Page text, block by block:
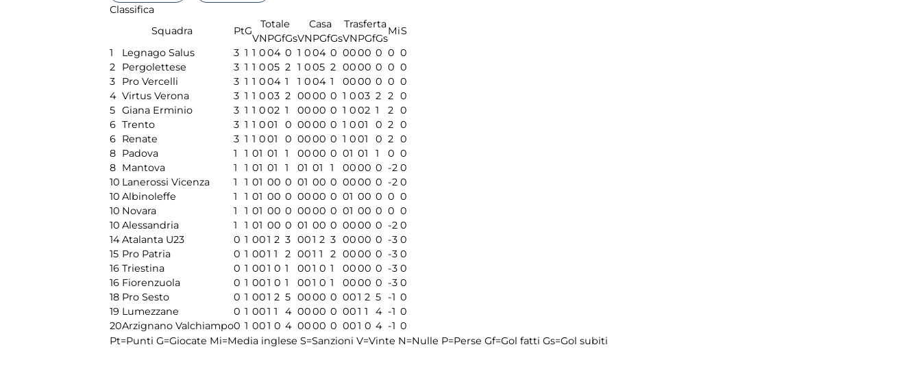
Classifica
Squadra
PtG
Totale Casa Trasferta
MiS
VNPGfGsVNPGfGsVNPGfGs
1
Legnago Salus 3 1 1 004 0 1 004 0 0000 0 0 0
2
Pergolettese 3 1 1 005 2 1 005 2 0000 0 0 0
3
Pro Vercelli 3 1 1 004 1 1 004 1 0000 0 0 0
4 Virtus Verona 3 1 1 003 2 0000 0 1 003 2 2 0
5 Giana Erminio 3 1 1 002 1 0000 0 1 002 1 2 0
6 Trento 3 1 1 001 0 0000 0 1 001 0 2 0
6 Renate 3 1 1 001 0 0000 0 1 001 0 2 0
8 Padova 1 1 01 01 1 0000 0 01 01 1 0 0
8 Mantova 1 1 01 01 1 01 01 1 0000 0 -2 0
10 Lanerossi Vicenza 1 1 01 00 0 01 00 0 0000 0 -2 0
10 Albinoleffe 1 1 01 00 0 0000 0 01 00 0 0 0
10 Novara 1 1 01 00 0 0000 0 01 00 0 0 0
10 Alessandria 1 1 01 00 0 01 00 0 0000 0 -2 0
14Atalanta U23 0 1 001 2 3 001 2 3 0000 0 -3 0
15 Pro Patria 0 1 001 1 2 001 1 2 0000 0 -3 0
16 Triestina 0 1 001 0 1 001 0 1 0000 0 -3 0
16 Fiorenzuola 0 1 001 0 1 001 0 1 0000 0 -3 0
18 Pro Sesto 0 1 001 2 5 0000 0 001 2 5 -1 0
19 Lumezzane 0 1 001 1 4 0000 0 001 1 4 -1 0
20Arzignano Valchiampo0 1 001 0 4 0000 0 001 0 4 -1 0
Pt=Punti G=Giocate Mi=Media inglese S=Sanzioni V=Vinte N=Nulle P=Perse Gf=Gol fatti Gs=Gol subiti